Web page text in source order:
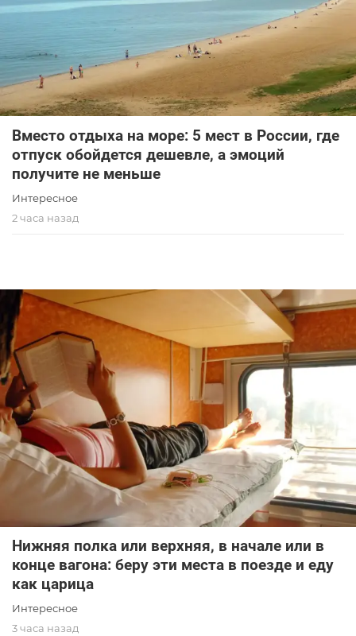
Вместо отдыха на море: 5 мест в России, где
отпуск обойдется дешевле, а эмоций
получите не меньше
Интересное
2 часа назад
Нижняя полка или верхняя, в начале или в
конце вагона: беру эти места в поезде и еду
как царица
Интересное
3 часа назад